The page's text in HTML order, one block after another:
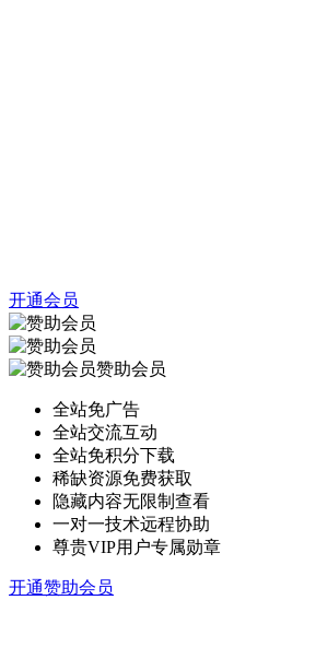
开通会员
赞助会员
全站免广告
全站交流互动
全站免积分下载
稀缺资源免费获取
隐藏内容无限制查看
一对一技术远程协助
尊贵VIP用户专属勋章
开通赞助会员